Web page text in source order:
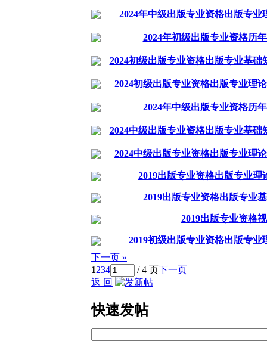
2024年中级出版专业资格出版专业
2024年初级出版专业资格历
2024初级出版专业资格出版专业基础
2024初级出版专业资格出版专业理
2024年中级出版专业资格历
2024中级出版专业资格出版专业基础
2024中级出版专业资格出版专业理
2019出版专业资格出版专业理
2019出版专业资格出版专业
2019出版专业资格
2019初级出版专业资格出版专业
下一页 »
1234 / 4 页下一页
返 回
快速发帖